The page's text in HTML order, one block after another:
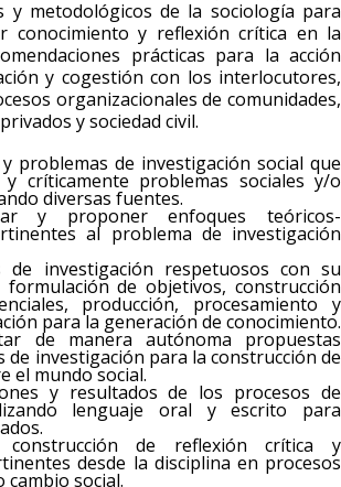
y metodológicos de la sociología para
conocimiento y reflexión crítica en la
prácticas para la acción
y cogestión con los interlocutores,
organizacionales de comunidades,
y sociedad civil.
problemas de investigación social que
críticamente problemas sociales y/o
diversas fuentes.
y proponer enfoques teóricos-
al problema de investigación
de investigación respetuosos con su
formulación de objetivos, construcción
producción, procesamiento y
para la generación de conocimiento.
de manera autónoma propuestas
de investigación para la construcción de
el mundo social.
y resultados de los procesos de
lenguaje oral y escrito para
de reflexión crítica y
desde la disciplina en procesos
social.